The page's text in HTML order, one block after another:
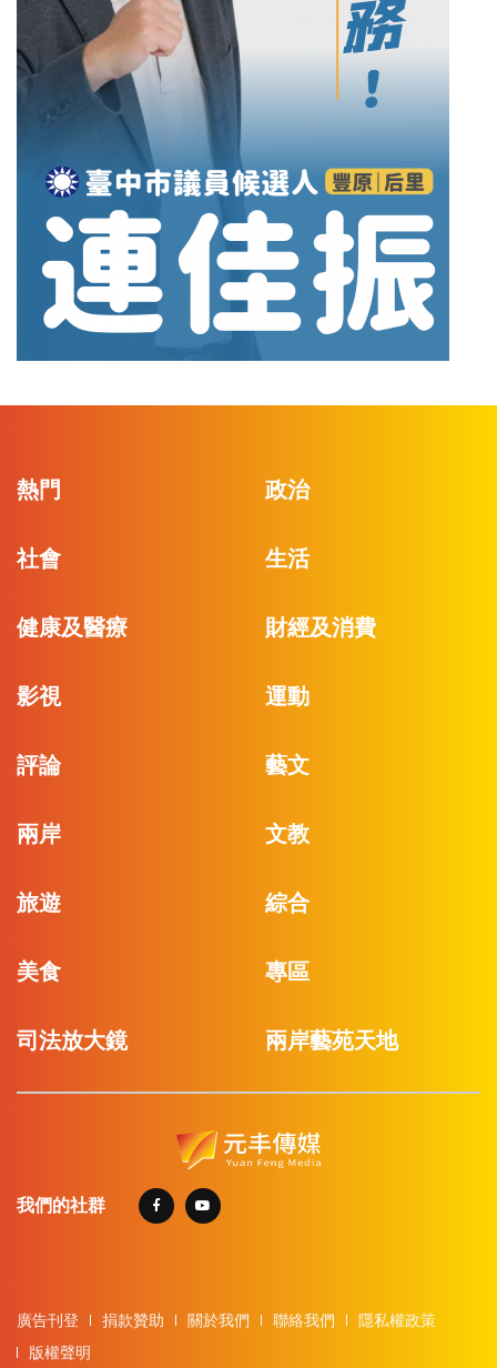
熱門 政治
社會 生活
健康及醫療 財經及消費
影視 運動
評論 藝文
兩岸 文教
旅遊 綜合
美食 專區
司法放大鏡 兩岸藝苑天地
我們的社群
廣告刊登 捐款贊助 關於我們 聯絡我們
隱私權政策
版權聲明